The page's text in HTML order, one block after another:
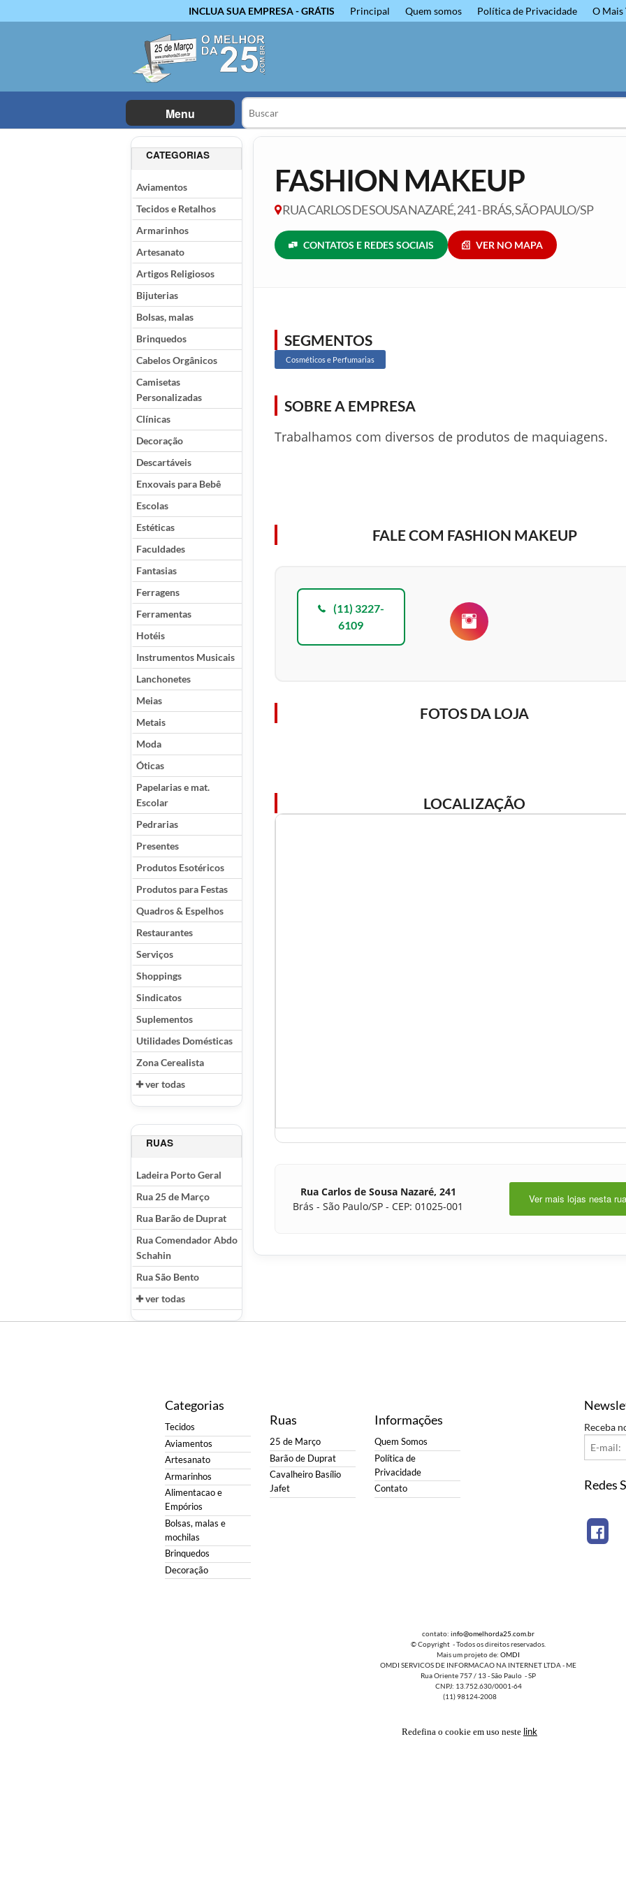
INCLUA SUA EMPRESA - GRÁTIS Principal Quem somos Política de Privacidade O Mais
Menu
CATEGORIAS
Aviamentos
Tecidos e Retalhos
Armarinhos
Artesanato
Artigos Religiosos
Bijuterias
Bolsas, malas
Brinquedos
Cabelos Orgânicos
Camisetas
Personalizadas
Clínicas
Decoração
Descartáveis
Enxovais para Bebê
Escolas
Estéticas
Faculdades
Fantasias
Ferragens
Ferramentas
Hotéis
Instrumentos Musicais
Lanchonetes
Meias
Metais
Moda
Óticas
Papelarias e mat.
Escolar
Pedrarias
Presentes
Produtos Esotéricos
Produtos para Festas
Quadros & Espelhos
Restaurantes
Serviços
Shoppings
Sindicatos
Suplementos
Utilidades Domésticas
Zona Cerealista
ver todas
RUAS
Ladeira Porto Geral
Rua 25 de Março
Rua Barão de Duprat
Rua Comendador Abdo
Schahin
Rua São Bento
ver todas
FASHION MAKEUP
RUA CARLOS DE SOUSA NAZARÉ, 241 - BRÁS, SÃO PAULO/SP
CONTATOS E REDES SOCIAIS VER NO MAPA
SEGMENTOS
Cosméticos e Perfumarias
SOBRE A EMPRESA
Trabalhamos com diversos de produtos de maquiagens.
FALE COM FASHION MAKEUP
(11) 3227-
6109
FOTOS DA LOJA
LOCALIZAÇÃO
Rua Carlos de Sousa Nazaré, 241
Brás - São Paulo/SP - CEP: 01025-001
Ver mais lojas nesta rua
Categorias
Tecidos
Aviamentos
Artesanato
Armarinhos
Alimentacao e
Empórios
Bolsas, malas e
mochilas
Brinquedos
Decoração
Ruas
25 de Março
Barão de Duprat
Cavalheiro Basílio
Jafet
Informações
Quem Somos
Política de
Privacidade
Contato
Receba
Redes
contato: info@omelhorda25.com.br
© Copyright - Todos os direitos reservados.
Mais um projeto de: OMDI
OMDI SERVICOS DE INFORMACAO NA INTERNET LTDA - ME
Rua Oriente 757 / 13 - São Paulo - SP
CNPJ: 13.752.630/0001-64
(11) 98124-2008
Redefina o cookie em uso neste link